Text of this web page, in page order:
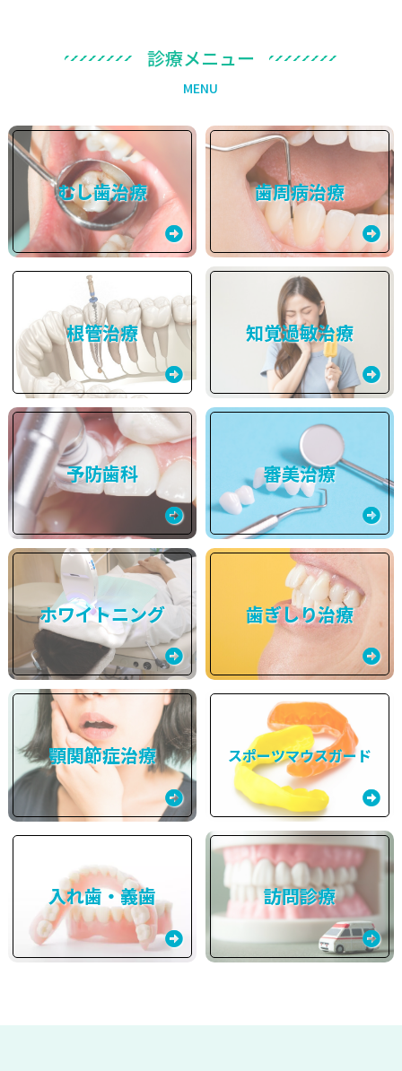
診療メニュー
MENU
むし歯治療 歯周病治療
根管治療 知覚過敏治療
予防歯科 審美治療
ホワイトニング 歯ぎしり治療
顎関節症治療 スポーツマウスガード
入れ歯・義歯 訪問診療